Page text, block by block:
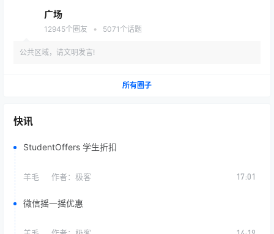
广场
12945个圈友 • 5071 个话题
公共区域，请文明发言!
所有圈子
快讯
StudentOffers 学生折扣
羊毛 作者： 极客 17:01
微信摇一摇优惠